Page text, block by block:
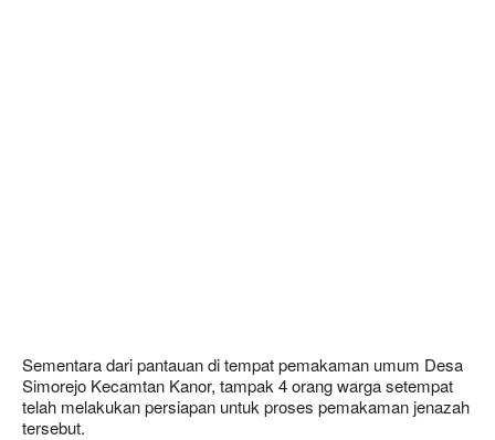
Sementara dari pantauan di tempat pemakaman umum Desa
Simorejo Kecamtan Kanor, tampak 4 orang warga setempat
telah melakukan persiapan untuk proses pemakaman jenazah
tersebut.